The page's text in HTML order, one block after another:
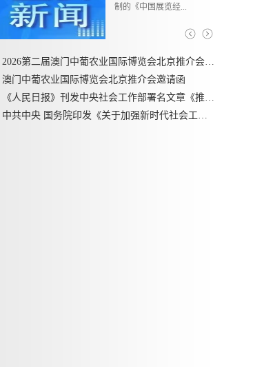
作部印发《社会组...
2026第二届澳门中葡农业国际博览会北京推介会圆满召开
澳门中葡农业国际博览会北京推介会邀请函
《人民日报》刊发中央社会工作部署名文章《推动新时代社会工作高质量发展 坚定不移走中国特色社会主义社会治理之路》
中共中央 国务院印发《关于加强新时代社会工作的意见》